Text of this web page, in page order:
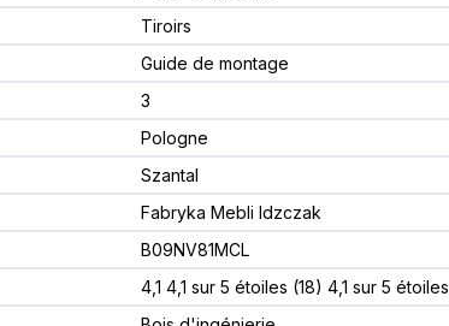
Tiroirs
Guide de montage
3
Pologne
Szantal
Fabryka Mebli Idzczak
B09NV81MCL
4,1 4,1 sur 5 étoiles (18) 4,1 sur 5 étoiles